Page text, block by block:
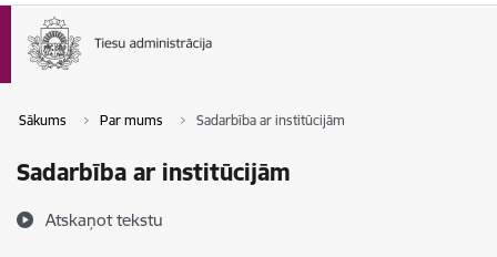
Sākums Par mums Sadarbība ar institūcijām
Sadarbība ar institūcijām
Atskaņot tekstu